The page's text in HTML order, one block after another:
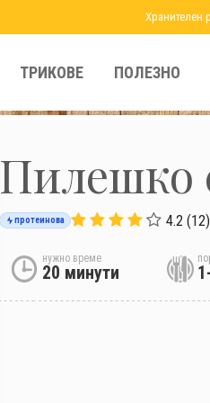
Хранителен
ТРИКОВЕ ПОЛЕЗНО
Пилешко
протеинова 4.2 (12)
нужно време
20 минути